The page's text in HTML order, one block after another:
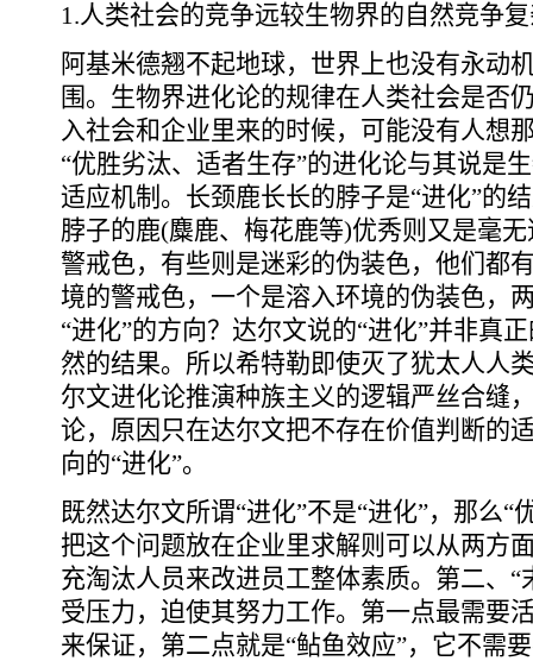
1.人类社会的竞争远较生物界的自然竞争
阿基米德翘不起地球，世界上也没有永动
围。生物界进化论的规律在人类社会是否
入社会和企业里来的时候，可能没有人想
“优胜劣汰、适者生存”的进化论与其说是
适应机制。长颈鹿长长的脖子是“进化”的
脖子的鹿(麋鹿、梅花鹿等)优秀则又是毫
警戒色，有些则是迷彩的伪装色，他们都
境的警戒色，一个是溶入环境的伪装色，
“进化”的方向？达尔文说的“进化”并非真
然的结果。所以希特勒即使灭了犹太人人
尔文进化论推演种族主义的逻辑严丝合缝
论，原因只在达尔文把不存在价值判断的
向的“进化”。
既然达尔文所谓“进化”不是“进化”，那么“
把这个问题放在企业里求解则可以从两方
充淘汰人员来改进员工整体素质。第二、
受压力，迫使其努力工作。第一点最需要
来保证，第二点就是“鲇鱼效应”，它不需